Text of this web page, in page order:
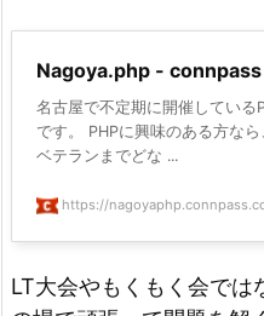
Nagoya.php - connpass
名古屋で不定期に開催している
です。 PHPに興味のある方な
ベテランまでどな ...
https://
LT大会やもくもく会では